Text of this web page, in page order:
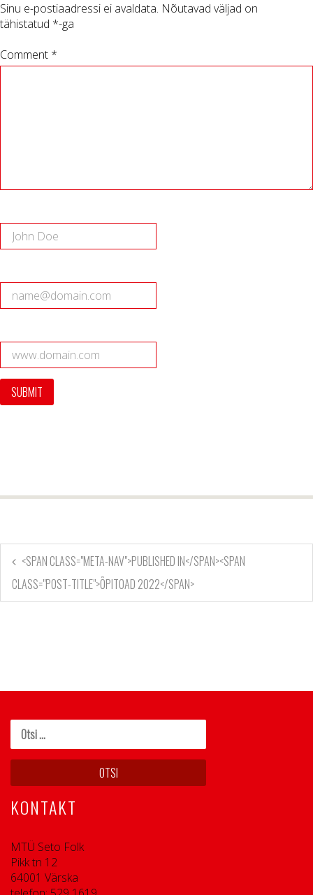
Sinu e-postiaadressi ei avaldata. Nõutavad väljad on
tähistatud *-ga
Comment *
<SPAN CLASS="META-NAV">PUBLISHED IN</SPAN><SPAN
CLASS="POST-TITLE">ÕPITOAD 2022</SPAN>
KONTAKT
MTÜ Seto Folk
Pikk tn 12
64001 Värska